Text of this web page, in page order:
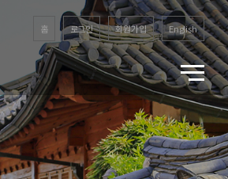
홈 로그인 회원가입 English